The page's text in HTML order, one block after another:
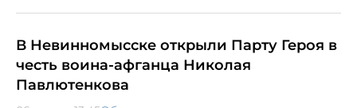
В Невинномысске открыли Парту Героя в
честь воина-афганца Николая
Павлютенкова